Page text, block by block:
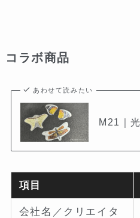
コラボ商品
あわせて読みたい
M21｜
項目
会社名／クリエイタ